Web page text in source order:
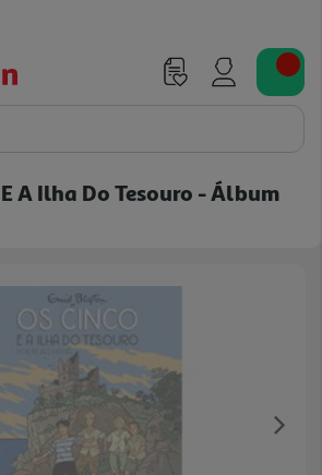
A Ilha Do Tesouro - Álbum